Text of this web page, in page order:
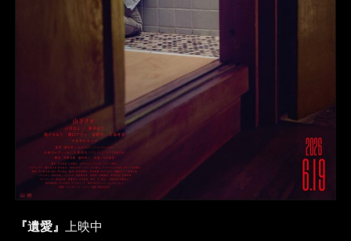
『遺愛』 上映中